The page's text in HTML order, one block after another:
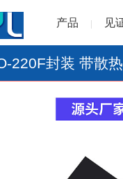
产品 | 见
220F封装 带散